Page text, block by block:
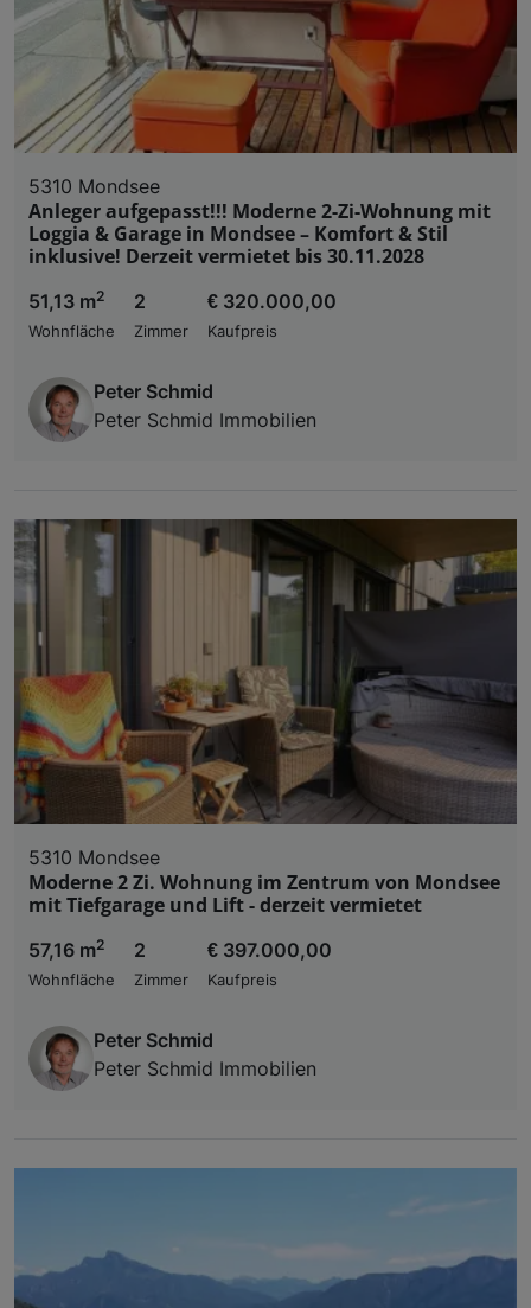
5310 Mondsee
Anleger aufgepasst!!! Moderne 2-Zi-Wohnung mit
Loggia & Garage in Mondsee – Komfort & Stil
inklusive! Derzeit vermietet bis 30.11.2028
51,13 m2
Wohnfläche
2
Zimmer
€ 320.000,00
Kaufpreis
Peter Schmid
Peter Schmid Immobilien
5310 Mondsee
Moderne 2 Zi. Wohnung im Zentrum von Mondsee
mit Tiefgarage und Lift - derzeit vermietet
57,16 m2
Wohnfläche
2
Zimmer
€ 397.000,00
Kaufpreis
Peter Schmid
Peter Schmid Immobilien